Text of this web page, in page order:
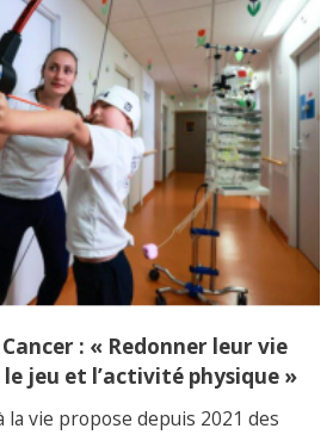
: « Redonner leur vie
jeu et l’activité physique »
la vie propose depuis 2021 des